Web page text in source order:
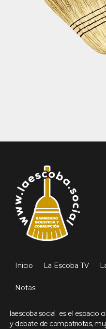
Inicio La Escoba TV
Notas
laescoba.social es el espacio
y debate de compatriotas,